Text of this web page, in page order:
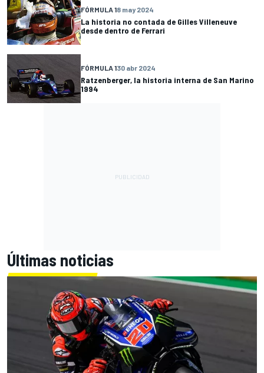
FÓRMULA 18 may 2024
La historia no contada de Gilles Villeneuve
desde dentro de Ferrari
FÓRMULA 130 abr 2024
Ratzenberger, la historia interna de San Marino
1994
Últimas noticias